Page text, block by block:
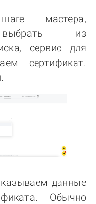
мастера,
выбрать из
сервис для
сертификат.
данные
Обычно